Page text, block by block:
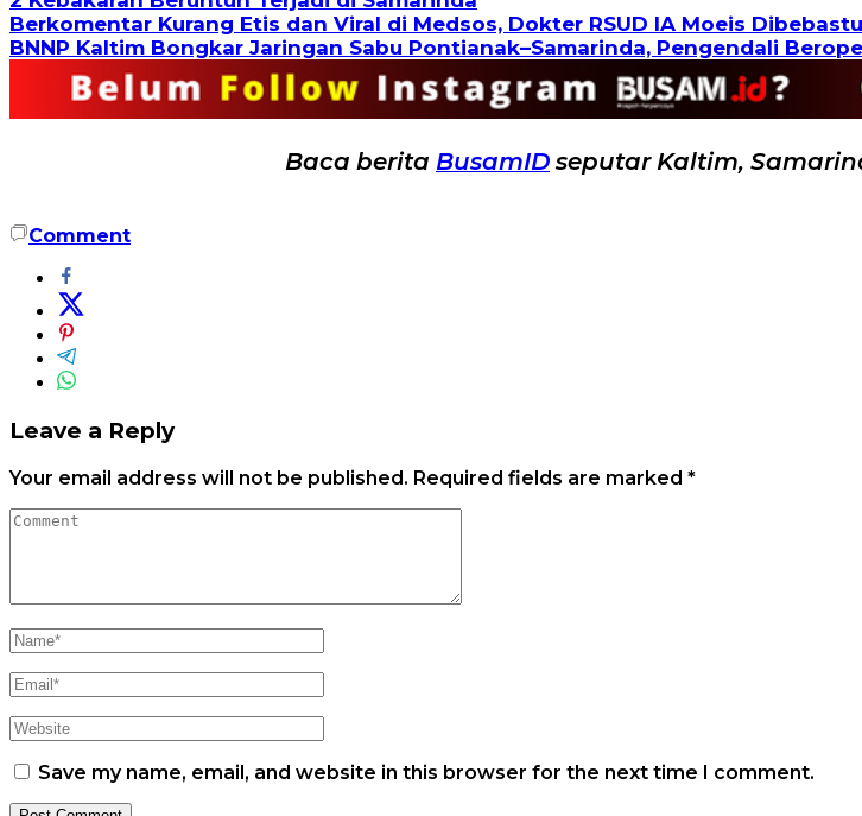
Berkomentar Kurang Etis dan Viral di Medsos, Dokter RSUD IA Moeis
BNNP Kaltim Bongkar Jaringan Sabu Pontianak–Samarinda, Pengendali
Baca berita BusamIDseputar Kaltim,
Comment
Leave a Reply
Your email address will not be published. Required fields are marked *
Save my name, email, and website in this browser for the next time I comment.